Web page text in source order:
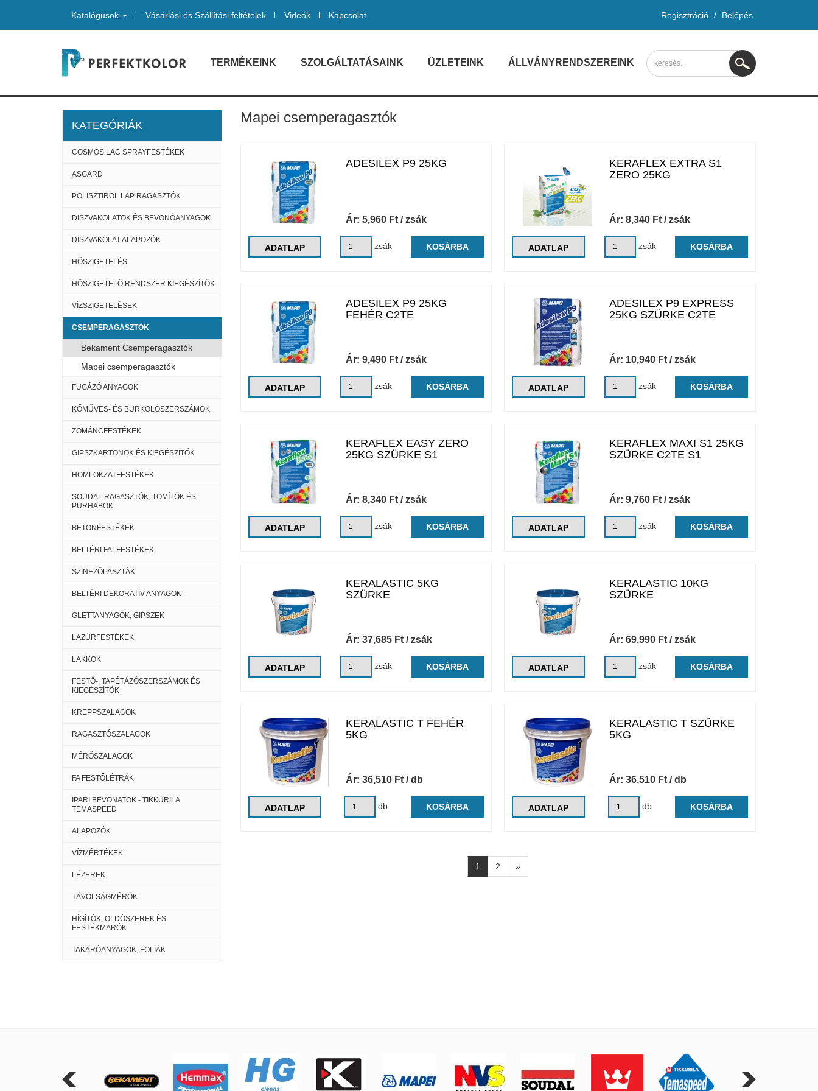
Katalógusok Vásárlási és Szállítási feltételek Videók Kapcsolat Regisztráció / Belépés
TERMÉKEINK SZOLGÁLTATÁSAINK ÜZLETEINK ÁLLVÁNYRENDSZEREINK
KATEGÓRIÁK
COSMOS LAC SPRAYFESTÉKEK
ASGARD
POLISZTIROL LAP RAGASZTÓK
DÍSZVAKOLATOK ÉS BEVONÓANYAGOK
DÍSZVAKOLAT ALAPOZÓK
HŐSZIGETELÉS
HŐSZIGETELŐ RENDSZER KIEGÉSZÍTŐK
VÍZSZIGETELÉSEK
CSEMPERAGASZTÓK
Bekament Csemperagasztók
Mapei csemperagasztók
FUGÁZÓ ANYAGOK
KŐMŰVES- ÉS BURKOLÓSZERSZÁMOK
ZOMÁNCFESTÉKEK
GIPSZKARTONOK ÉS KIEGÉSZÍTŐK
HOMLOKZATFESTÉKEK
SOUDAL RAGASZTÓK, TÖMÍTŐK ÉS
PURHABOK
BETONFESTÉKEK
BELTÉRI FALFESTÉKEK
SZÍNEZŐPASZTÁK
BELTÉRI DEKORATÍV ANYAGOK
GLETTANYAGOK, GIPSZEK
LAZÚRFESTÉKEK
LAKKOK
FESTŐ-, TAPÉTÁZÓSZERSZÁMOK ÉS
KIEGÉSZÍTŐK
KREPPSZALAGOK
RAGASZTÓSZALAGOK
MÉRŐSZALAGOK
FA FESTŐLÉTRÁK
IPARI BEVONATOK - TIKKURILA
TEMASPEED
ALAPOZÓK
VÍZMÉRTÉKEK
LÉZEREK
TÁVOLSÁGMÉRŐK
HÍGÍTÓK, OLDÓSZEREK ÉS
FESTÉKMARÓK
TAKARÓANYAGOK, FÓLIÁK
Mapei csemperagasztók
ADESILEX P9 25KG
Ár: 5,960Ft / zsák
ADATLAP zsák KOSÁRBA
KERAFLEX EXTRA S1
ZERO 25KG
Ár:8,340 Ft/ zsák
ADATLAP zsák KOSÁRBA
ADESILEX P9 25KG
FEHÉR C2TE
Ár: 9,490Ft / zsák
ADATLAP zsák KOSÁRBA
ADESILEX P9 EXPRESS
25KG SZÜRKE C2TE
Ár: 10,940 Ft/ zsák
ADATLAP zsák KOSÁRBA
KERAFLEX EASY ZERO
25KG SZÜRKE S1
Ár: 8,340Ft / zsák
ADATLAP zsák KOSÁRBA
KERAFLEX MAXI S1 25KG
SZÜRKE C2TE S1
Ár:9,760 Ft/ zsák
ADATLAP zsák KOSÁRBA
KERALASTIC 5KG
SZÜRKE
Ár: 37,685Ft / zsák
ADATLAP zsák KOSÁRBA
KERALASTIC 10KG
SZÜRKE
Ár:69,990 Ft/ zsák
ADATLAP zsák KOSÁRBA
KERALASTIC T FEHÉR
5KG
Ár: 36,510Ft / db
ADATLAP db KOSÁRBA
KERALASTIC T SZÜRKE
5KG
Ár:36,510 Ft/ db
ADATLAP db KOSÁRBA
1 2 »